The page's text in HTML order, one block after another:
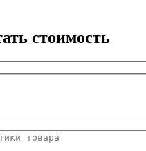
стоимость